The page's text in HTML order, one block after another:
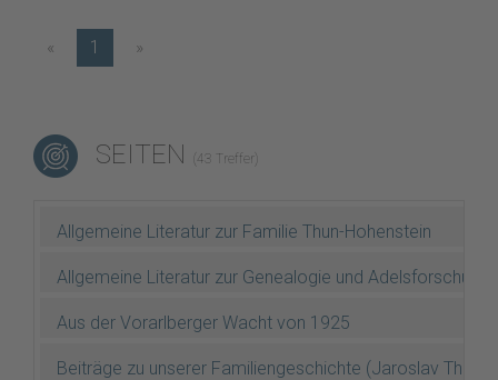
« 1 »
SEITEN (43 Treffer)
Allgemeine Literatur zur Familie Thun-Hohenstein
Allgemeine Literatur zur Genealogie und Adelsforschung
Aus der Vorarlberger Wacht von 1925
Beiträge zu unserer Familiengeschichte (Jaroslav Thun